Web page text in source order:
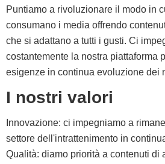
Puntiamo a rivoluzionare il modo in
consumano i media offrendo
che si adattano a tutti i gusti. Ci
costantemente la nostra piattaforma
esigenze in continua evoluzione dei
I nostri valori
Innovazione: ci impegniamo a
settore dell'intrattenimento in
Qualità: diamo priorità a contenuti di